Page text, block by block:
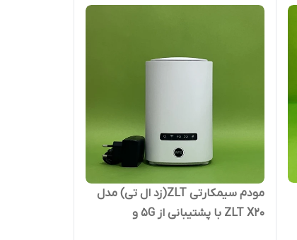
مودم سیمکارتی ZLT(زد ال تی) مدل
ZLT X20 با پشتیبانی از 5G و